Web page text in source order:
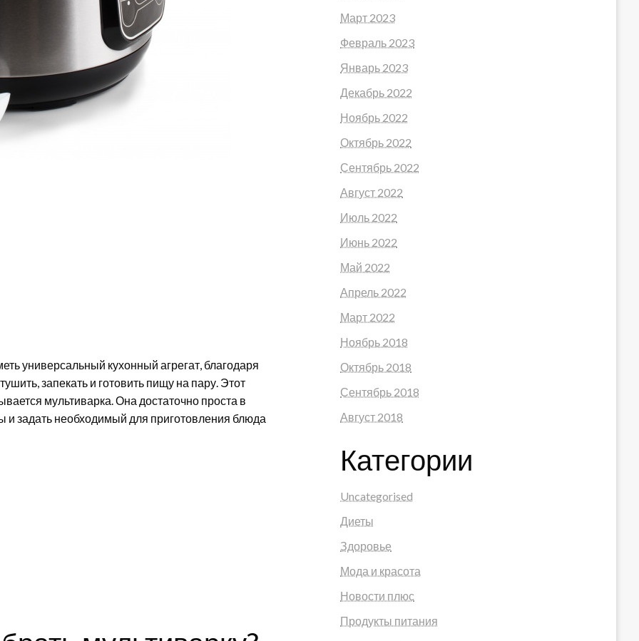
универсальный кухонный агрегат, благодаря
запекать и готовить пищу на пару. Этот
мультиварка. Она достаточно проста в
и задать необходимый для приготовления блюда
Март 2023
Февраль 2023
Январь 2023
Декабрь 2022
Ноябрь 2022
Октябрь 2022
Сентябрь 2022
Август 2022
Июль 2022
Июнь 2022
Май 2022
Апрель 2022
Март 2022
Ноябрь 2018
Октябрь 2018
Сентябрь 2018
Август 2018
Категории
Uncategorised
Диеты
Здоровье
Мода и красота
Новости плюс
Продукты питания